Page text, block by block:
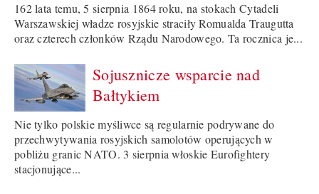
162 lata temu, 5 sierpnia 1864 roku, na stokach Cytadeli
Warszawskiej władze rosyjskie straciły Romualda Traugutta
oraz czterech członków Rządu Narodowego. Ta rocznica je...
Sojusznicze wsparcie nad
Bałtykiem
Nie tylko polskie myśliwce są regularnie podrywane do
przechwytywania rosyjskich samolotów operujących w
pobliżu granic NATO. 3 sierpnia włoskie Eurofightery
stacjonujące...